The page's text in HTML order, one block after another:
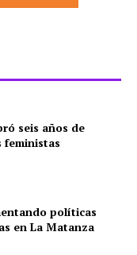
seis años de
feministas
políticas
en La Matanza